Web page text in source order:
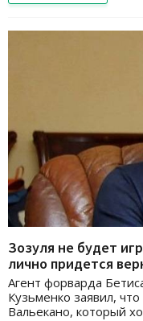
Зозуля не будет
лично придется
Агент форварда
Кузьменко заявил,
Вальекано, который